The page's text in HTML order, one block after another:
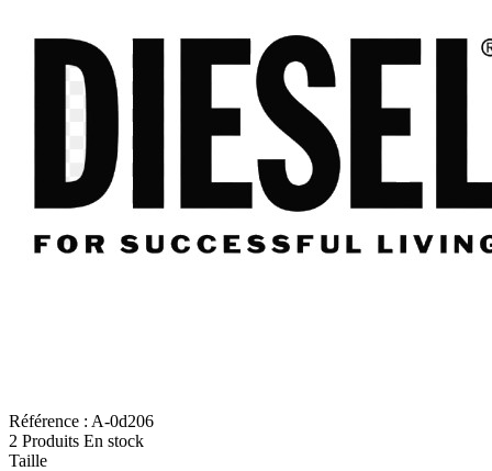
Référence : A-0d206
2 Produits En stock
Taille